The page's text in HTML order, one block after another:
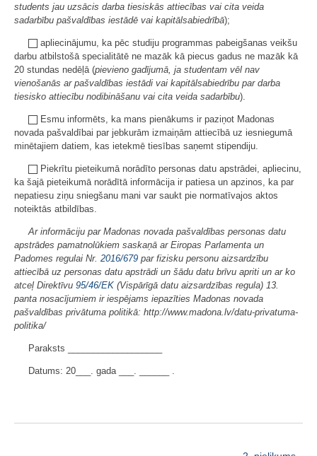
students jau uzsācis darba tiesiskās attiecības vai cita veida
sadarbību pašvaldības iestādē vai kapitālsabiedrībā);
apliecinājumu, ka pēc studiju programmas pabeigšanas veikšu
darbu atbilstošā specialitātē ne mazāk kā piecus gadus ne mazāk kā
20 stundas nedēļā (pievieno gadījumā, ja studentam vēl nav
vienošanās ar pašvaldības iestādi vai kapitālsabiedrību par darba
tiesisko attiecību nodibināšanu vai cita veida sadarbību).
Esmu informēts, ka mans pienākums ir paziņot Madonas
novada pašvaldībai par jebkurām izmaiņām attiecībā uz iesniegumā
minētajiem datiem, kas ietekmē tiesības saņemt stipendiju.
Piekrītu pieteikumā norādīto personas datu apstrādei, apliecinu,
ka šajā pieteikumā norādītā informācija ir patiesa un apzinos, ka par
nepatiesu ziņu sniegšanu mani var saukt pie normatīvajos aktos
noteiktās atbildības.
Ar informāciju par Madonas novada pašvaldības personas datu
apstrādes pamatnolūkiem saskaņā ar Eiropas Parlamenta un
Padomes regulai Nr. 2016/679 par fizisku personu aizsardzību
attiecībā uz personas datu apstrādi un šādu datu brīvu apriti un ar ko
atceļ Direktīvu 95/46/EK (Vispārīgā datu aizsardzības regula) 13.
panta nosacījumiem ir iespējams iepazīties Madonas novada
pašvaldības privātuma politikā: http://www.madona.lv/datu-privatuma-
politika/
Paraksts ___________________
Datums: 20___. gada ___. ______ .